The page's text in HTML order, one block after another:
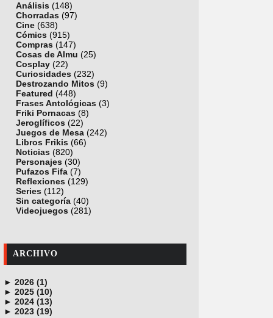
Análisis (148)
Chorradas (97)
Cine (638)
Cómics (915)
Compras (147)
Cosas de Almu (25)
Cosplay (22)
Curiosidades (232)
Destrozando Mitos (9)
Featured (448)
Frases Antológicas (3)
Friki Pornacas (8)
Jeroglíficos (22)
Juegos de Mesa (242)
Libros Frikis (66)
Noticias (820)
Personajes (30)
Pufazos Fifa (7)
Reflexiones (129)
Series (112)
Sin categoría (40)
Videojuegos (281)
ARCHIVO
► 2026 (1)
junio (1)
► 2025 (10)
noviembre (1)
octubre (1)
► 2024 (13)
diciembre (4)
► 2023 (19)